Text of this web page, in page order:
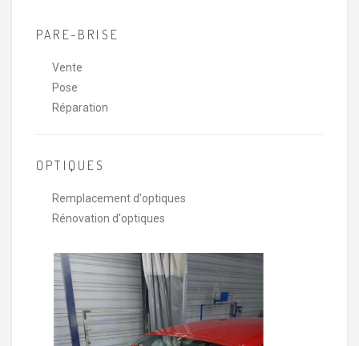
PARE-BRISE
Vente
Pose
Réparation
OPTIQUES
Remplacement d'optiques
Rénovation d'optiques